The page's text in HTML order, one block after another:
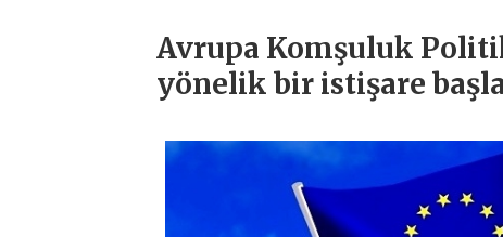
Avrupa Komşuluk
yönelik bir istişare